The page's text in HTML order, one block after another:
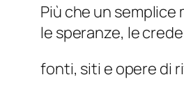
Più che un
le speranze, le
fonti, siti e opere di